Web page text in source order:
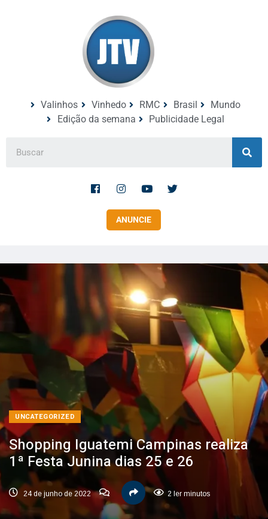
Valinhos Vinhedo RMC Brasil
Mundo
Edição da semana
Publicidade Legal
ANUNCIE
UNCATEGORIZED
Shopping Iguatemi Campinas realiza
1ª Festa Junina dias 25 e 26
24 de junho de 2022 2 ler minutos